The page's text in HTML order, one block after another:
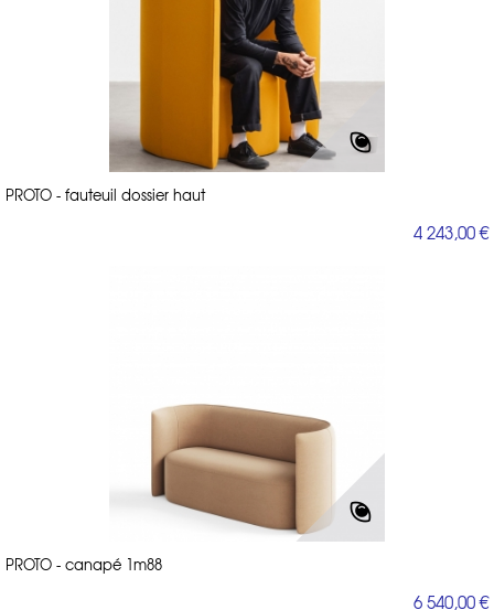
PROTO - fauteuil dossier haut
4 243,00 €
PROTO - canapé 1m88
6 540,00 €